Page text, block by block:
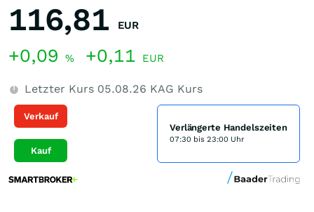
116,81 EUR
+0,09 % +0,11 EUR
Letzter Kurs 05.08.26 KAG Kurs
Verkauf
Kauf
Verlängerte Handelszeiten
07:30 bis 23:00 Uhr